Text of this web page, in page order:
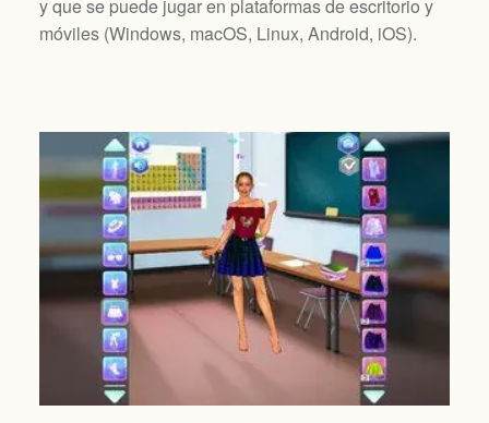
y que se puede jugar en plataformas de escritorio y
móviles (Windows, macOS, Linux, Android, iOS).